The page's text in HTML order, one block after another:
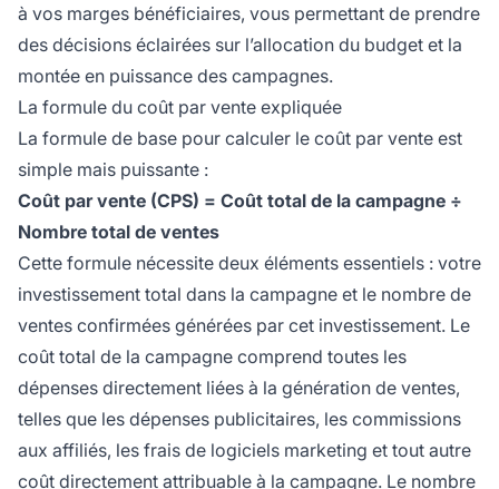
à vos marges bénéficiaires, vous permettant de prendre
des décisions éclairées sur l’allocation du budget et la
montée en puissance des campagnes.
La formule du coût par vente expliquée
La formule de base pour calculer le coût par vente est
simple mais puissante :
Coût par vente (CPS) = Coût total de la campagne ÷
Nombre total de ventes
Cette formule nécessite deux éléments essentiels : votre
investissement total dans la campagne et le nombre de
ventes confirmées générées par cet investissement. Le
coût total de la campagne comprend toutes les
dépenses directement liées à la génération de ventes,
telles que les dépenses publicitaires, les commissions
aux affiliés, les frais de logiciels marketing et tout autre
coût directement attribuable à la campagne. Le nombre